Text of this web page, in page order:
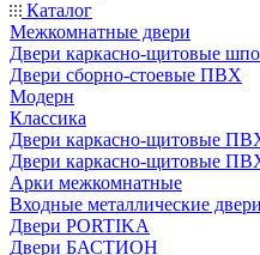
Каталог
Межкомнатные двери
Двери каркасно-щитовые
Двери сборно-стоевые ПВХ
Модерн
Классика
Двери каркасно-щитовые
Двери каркасно-щитовые
Арки межкомнатные
Входные металлические двери
Двери PORTIKA
Двери БАСТИОН